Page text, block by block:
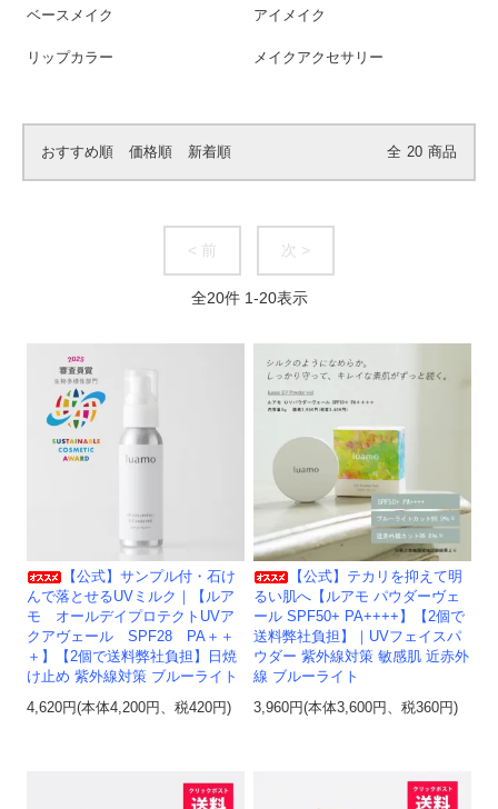
ベースメイク アイメイク
リップカラー メイクアクセサリー
おすすめ順 価格順 新着順 全 20 商品
< 前 次 >
全20件 1-20表示
【公式】サンプル付・石け
んで落とせるUVミルク｜【ルア
モ オールデイプロテクトUVア
クアヴェール SPF28 PA＋＋
＋】【2個で送料弊社負担】日焼
け止め 紫外線対策 ブルーライト
4,620円(本体4,200円、税420円)
【公式】テカリを抑えて明
るい肌へ【ルアモ パウダーヴェ
ール SPF50+ PA++++】【2個で
送料弊社負担】｜UVフェイスパ
ウダー 紫外線対策 敏感肌 近赤外
線 ブルーライト
3,960円(本体3,600円、税360円)